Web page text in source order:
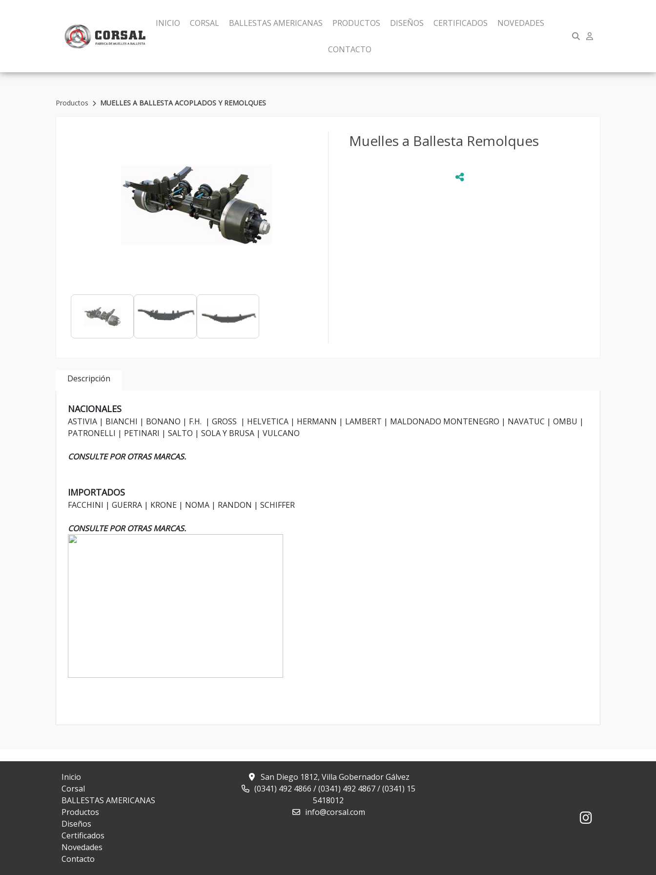
INICIO CORSAL BALLESTAS AMERICANAS PRODUCTOS DISEÑOS CERTIFICADOS NOVEDADES
CONTACTO
Productos MUELLES A BALLESTA ACOPLADOS Y REMOLQUES
Muelles a Ballesta Remolques
Descripción
NACIONALES
ASTIVIA | BIANCHI | BONANO | F.H. | GROSS | HELVETICA | HERMANN | LAMBERT | MALDONADO MONTENEGRO | NAVATUC | OMBU |
PATRONELLI | PETINARI | SALTO | SOLA Y BRUSA | VULCANO
CONSULTE POR OTRAS MARCAS.
IMPORTADOS
FACCHINI | GUERRA | KRONE | NOMA | RANDON | SCHIFFER
CONSULTE POR OTRAS MARCAS.
Inicio
Corsal
BALLESTAS AMERICANAS
Productos
Diseños
Certificados
Novedades
Contacto
San Diego 1812, Villa Gobernador Gálvez
(0341) 492 4866 / (0341) 492 4867 / (0341) 15
5418012
info@corsal.com